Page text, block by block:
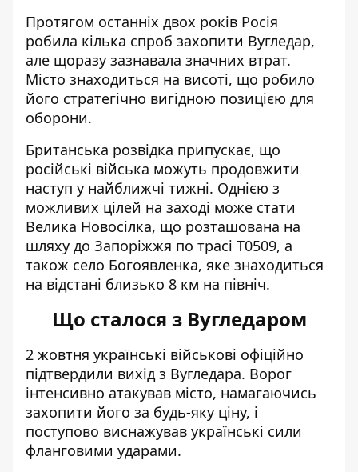
Протягом останніх двох років Росія
робила кілька спроб захопити Вугледар,
але щоразу зазнавала значних втрат.
Місто знаходиться на висоті, що робило
його стратегічно вигідною позицією для
оборони.
Британська розвідка припускає, що
російські війська можуть продовжити
наступ у найближчі тижні. Однією з
можливих цілей на заході може стати
Велика Новосілка, що розташована на
шляху до Запоріжжя по трасі Т0509, а
також село Богоявленка, яке знаходиться
на відстані близько 8 км на північ.
Що сталося з Вугледаром
2 жовтня українські військові офіційно
підтвердили вихід з Вугледара. Ворог
інтенсивно атакував місто, намагаючись
захопити його за будь-яку ціну, і
поступово виснажував українські сили
фланговими ударами.